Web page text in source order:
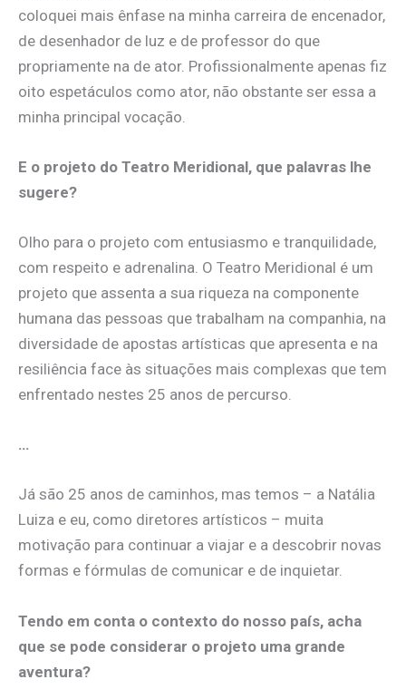
coloquei mais ênfase na minha carreira de encenador,
de desenhador de luz e de professor do que
propriamente na de ator. Profissionalmente apenas fiz
oito espetáculos como ator, não obstante ser essa a
minha principal vocação.
E o projeto do Teatro Meridional, que palavras lhe
sugere?
Olho para o projeto com entusiasmo e tranquilidade,
com respeito e adrenalina. O Teatro Meridional é um
projeto que assenta a sua riqueza na componente
humana das pessoas que trabalham na companhia, na
diversidade de apostas artísticas que apresenta e na
resiliência face às situações mais complexas que tem
enfrentado nestes 25 anos de percurso.
…
Já são 25 anos de caminhos, mas temos – a Natália
Luiza e eu, como diretores artísticos – muita
motivação para continuar a viajar e a descobrir novas
formas e fórmulas de comunicar e de inquietar.
Tendo em conta o contexto do nosso país, acha
que se pode considerar o projeto uma grande
aventura?